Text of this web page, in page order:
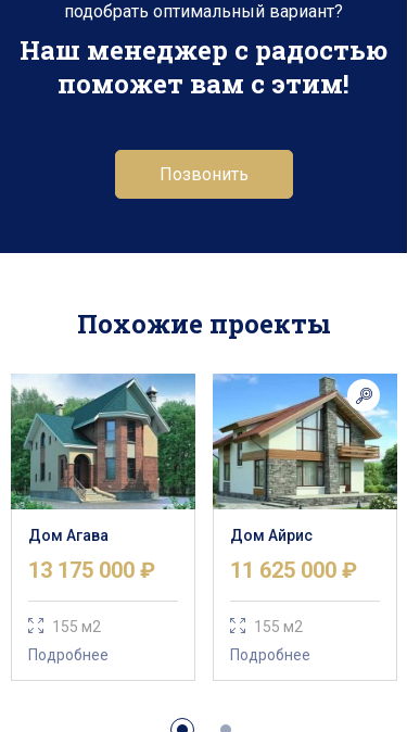
подобрать оптимальный вариант?
Наш менеджер с радостью
поможет вам с этим!
Позвонить
Похожие проекты
Дом Агава
13 175 000 ₽
155 м2
Подробнее
Дом Айрис
11 625 000 ₽
155 м2
Подробнее